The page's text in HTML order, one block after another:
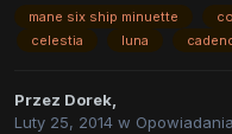
mane six ship minuette
celestia
luna
Przez Dorek,
Luty 25, 2014 w